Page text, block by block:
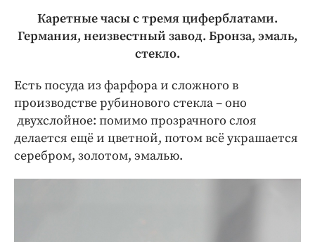
Каретные часы с тремя циферблатами.
Германия, неизвестный завод. Бронза, эмаль,
стекло.
Есть посуда из фарфора и сложного в
производстве рубинового стекла – оно
двухслойное: помимо прозрачного слоя
делается ещё и цветной, потом всё украшается
серебром, золотом, эмалью.